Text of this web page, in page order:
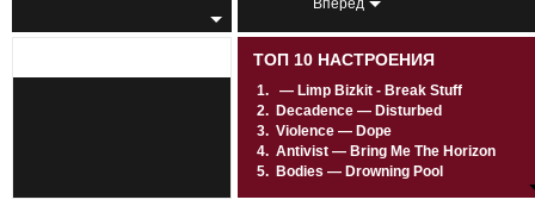
80% 12. Fukk Dat — Zillakami X
35% 14. Город в огне — Чёрный
80% 15. Kill Tomorrow —
69% 16. Hold On — Dead By April
Вперед
ТОП 10 НАСТРОЕНИЯ
1.
— Limp Bizkit - Break Stuff
2. Decadence — Disturbed
3. Violence — Dope
4. Antivist — Bring Me The Horizon
5. Bodies — Drowning Pool